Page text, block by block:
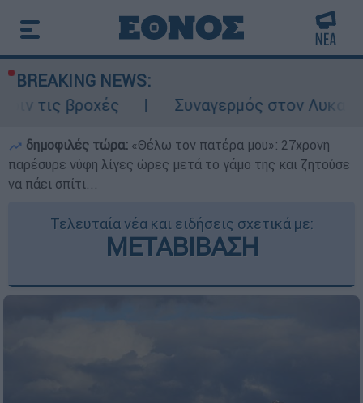
BREAKING NEWS:
Συναγερμός στον Λυκαβηττό:
δημοφιλές τώρα: «Θέλω τον πατέρα μου»: 27χρονη
παρέσυρε νύφη λίγες ώρες μετά το γάμο της και ζητούσε
να πάει σπίτι...
Τελευταία νέα και ειδήσεις σχετικά με:
ΜΕΤΑΒΙΒΑΣΗ